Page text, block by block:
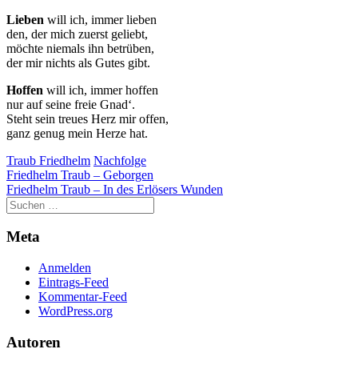
Lieben will ich, immer lieben
den, der mich zuerst geliebt,
möchte niemals ihn betrüben,
der mir nichts als Gutes gibt.
Hoffen will ich, immer hoffen
nur auf seine freie Gnad‘.
Steht sein treues Herz mir offen,
ganz genug mein Herze hat.
Traub Friedhelm Nachfolge
Beitragsnavigation
Friedhelm Traub – Geborgen
Friedhelm Traub – In des Erlösers Wunden
Meta
Anmelden
Eintrags-Feed
Kommentar-Feed
WordPress.org
Autoren